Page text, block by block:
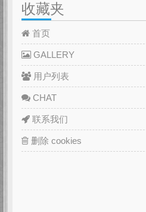
收藏夹
首页
GALLERY
用户列表
CHAT
联系我们
删除 cookies